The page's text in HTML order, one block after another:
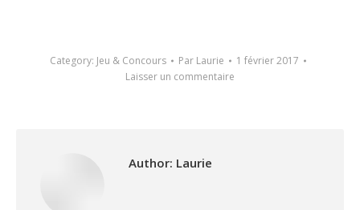
Category: Jeu & Concours Par Laurie
1 février 2017
Laisser un commentaire
Author: Laurie